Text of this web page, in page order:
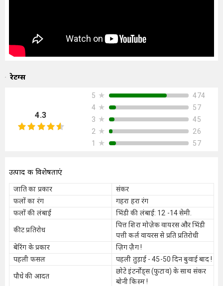
रेटिंग्स
4.3
5 ★
474
4 ★
57
3 ★
45
2 ★
26
1
★ 57
उत्पाद की विशेषताएं
जाति का प्रकार
संकर
फलों का रंग
गहरा हरा रंग
फलों की लंबाई
भिंडी की लंबाई: 12 -14 सेमी.
कीट प्रतिरोध
पित्त शिरा मोज़ेक वायरस और भिंडी
पत्ती कर्ल वायरस से प्रति प्रतिरोधी
बेरिंग के प्रकार
ज़िग ज़ैग !
पहली फसल
पहली तुड़ाई - 45-50 दिन बुवाई बाद !
पौधे की आदत
छोटे इंटर्नोड्स (फुटाव) के साथ संकर
बोनी किस्म !